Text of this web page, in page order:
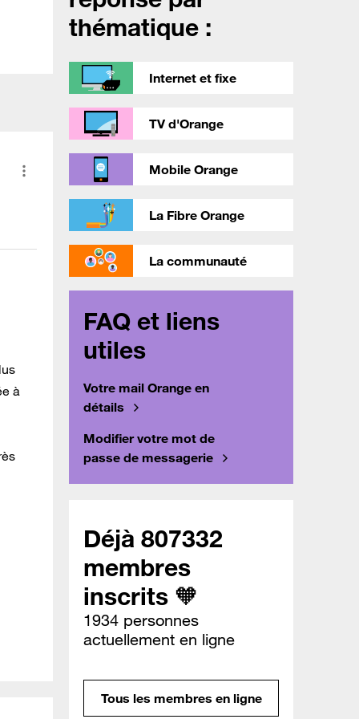
à
thématique :
Internet et fixe
TV d'Orange
Mobile Orange
La Fibre Orange
La communauté
FAQ et liens
utiles
Votre mail Orange en
détails
Modifier votre mot de
passe de messagerie
Déjà 807332
membres
inscrits 🧡
1934 personnes
actuellement en ligne
Tous les membres en ligne